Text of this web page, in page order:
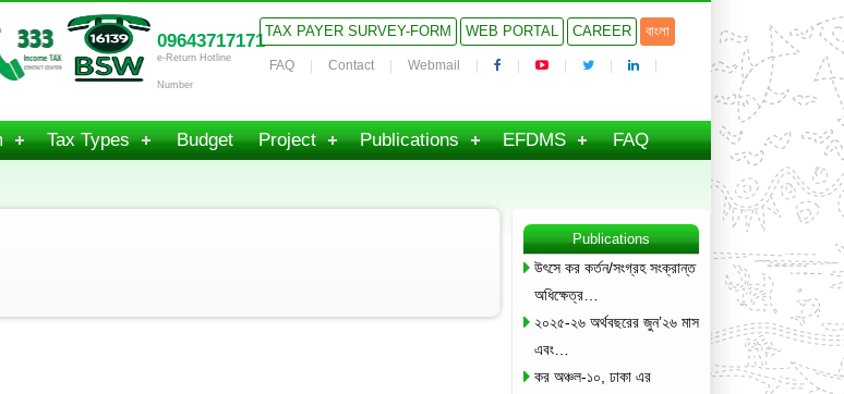
09643717171
e-Return Hotline
Number
TAX PAYER SURVEY-FORM WEB PORTAL CAREER বাংলা
FAQ Contact Webmail
Tax Types Budget Project Publications EFDMS FAQ
Publications
উৎসে কর কর্তন/সংগ্রহ সংক্রান্ত
অধিক্ষেত্র…
২০২৫-২৬ অর্থবছরের জুন’২৬ মাস
এবং…
কর অঞ্চল-১০, ঢাকা এর